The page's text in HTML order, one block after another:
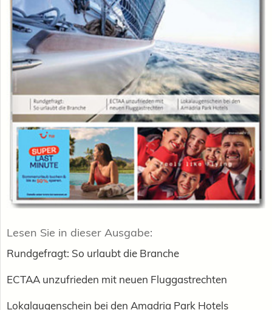
Lesen Sie in dieser Ausgabe:
Rundgefragt: So urlaubt die Branche
ECTAA unzufrieden mit neuen Fluggastrechten
Lokalaugenschein bei den Amadria Park Hotels